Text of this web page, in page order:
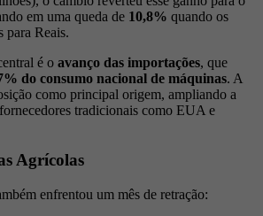
em uma queda de 10,8% quando os
para Reais.
é o avanço das importações, que
do consumo nacional de máquinas. A
como principal origem, ampliando a
tradicionais como EUA e
Agrícolas
enfrentou um mês de retração: